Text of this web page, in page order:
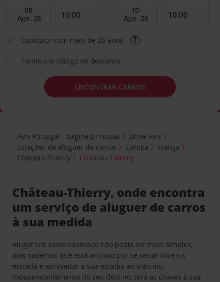
Condutor com mais de 25 anos
Tenho um código de desconto
ENCONTRAR CARROS
Avis Portugal - página principal
Drive Avis
Estações de aluguer de carros
Europa
França
Château-Thierry
Château-Thierry
Château-Thierry, onde encontra
um serviço de aluguer de carros
à sua medida
Alugar um carro connosco não podia ser mais simples,
pois sabemos que está ansioso por se sentir livre na
estrada e aproveitar a sua estadia ao máximo.
Independentemente do seu destino, terá as chaves à sua